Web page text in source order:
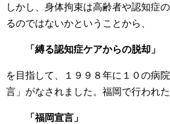
しかし、身体拘束は高齢者や認知症
るのではないかということから、
「縛る認知症ケアからの脱却」
を目指して、１９９８年に１０の病
言」がなされました。福岡で行われた
「福岡宣言」